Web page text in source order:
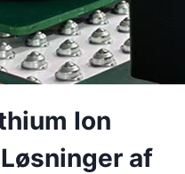
Ion
af